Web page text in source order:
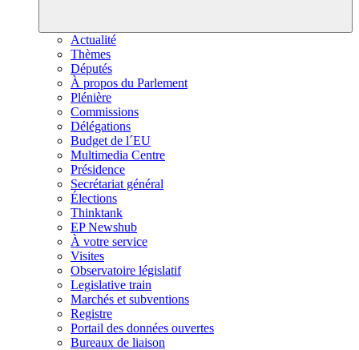
Actualité
Thèmes
Députés
À propos du Parlement
Plénière
Commissions
Délégations
Budget de l´EU
Multimedia Centre
Présidence
Secrétariat général
Élections
Thinktank
EP Newshub
À votre service
Visites
Observatoire législatif
Legislative train
Marchés et subventions
Registre
Portail des données ouvertes
Bureaux de liaison